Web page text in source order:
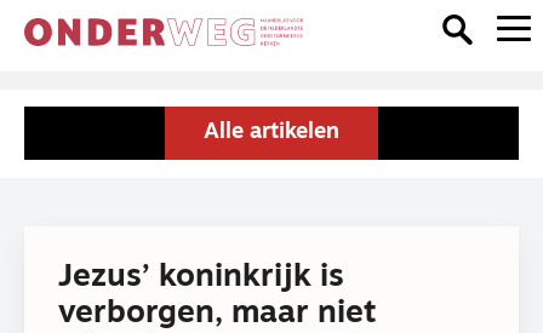
Alle artikelen
Jezus’ koninkrijk is
verborgen, maar niet